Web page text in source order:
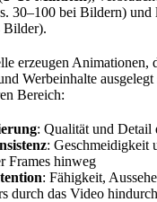
30–100 bei Bildern) und
Bilder).
erzeugen Animationen,
Werbeinhalte
Bereich:
: Qualität und Detail
: Geschmeidigkeit
Frames hinweg
: Fähigkeit,
durch das Video